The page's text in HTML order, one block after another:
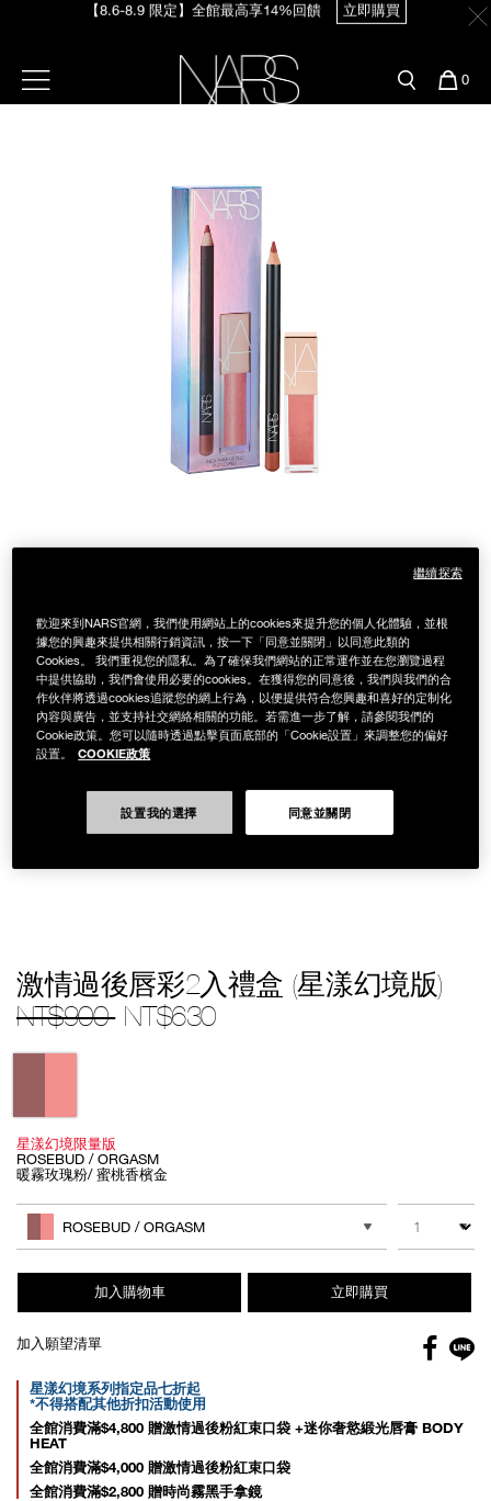
【8.6-8.9 限定】全館最高享14%回饋 立即購買
【8/3-8/10限定】明星底妝買1送1
新客首購輸＜WELCOME＞享9折
選單"
您
0
官網最新活動
預約金曲獎妝容
彩盤及禮盒組
彩妝服務
彩妝專欄
/zh/
1.html
No.
999NAC0000275-
激情過後唇彩2入禮盒 (星漾幻境版)
NT$900 NT$630
Variations
星漾幻境限量版
ROSEBUD / ORGASM
暖霧玫瑰粉/ 蜜桃香檳金
to
cart
Actions
其他色系
ROSEBUD / ORGASM
數量
加入購物車 立即購買
加入願望清單
Promotions
星漾幻境系列指定品七折起
*不得搭配其他折扣活動使用
全館消費滿$4,800 贈激情過後粉紅束口袋 +迷你奢慾緞光唇膏 BODY
HEAT
全館消費滿$4,000 贈激情過後粉紅束口袋
全館消費滿$2,800 贈時尚霧黑手拿鏡
歡迎來到NARS官網，我們使用網站上的cookies來提升您的個人化體驗，並根
據您的興趣來提供相關行銷資訊，按一下「同意並關閉」以同意此類的
Cookies。 我們重視您的隱私。為了確保我們網站的正常運作並在您瀏覽過程
中提供協助，我們會使用必要的cookies。在獲得您的同意後，我們與我們的合
作伙伴將透過cookies追蹤您的網上行為，以便提供符合您興趣和喜好的定制化
內容與廣告，並支持社交網絡相關的功能。若需進一步了解，請參閱我們的
Cookie政策。您可以隨時透過點擊頁面底部的「Cookie設置」來調整您的偏好
設置。
COOKIE政策
設置我的選擇 同意並關閉
繼續探索